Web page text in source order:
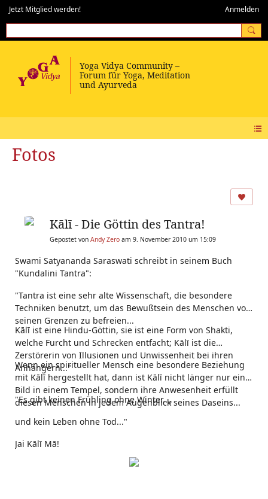
Jetzt Mitglied werden! Anmelden
Fotos
Kālī - Die Göttin des Tantra!
Gepostet von Andy Zero am 9. November 2010 um 15:09
Swami Satyananda Saraswati schreibt in seinem Buch
"Kundalini Tantra":
"Tantra ist eine sehr alte Wissenschaft, die besondere
Techniken benutzt, um das Bewußtsein des Menschen von
seinen Grenzen zu befreien...
Kālī ist eine Hindu-Göttin, sie ist eine Form von Shakti,
welche Furcht und Schrecken entfacht; Kālī ist die
Zerstörerin von Illusionen und Unwissenheit bei ihren
Anhängern..."
Wenn ein spiritueller Mensch eine besondere Beziehung
mit Kālī hergestellt hat, dann ist Kālī nicht länger nur ein
Bild in einem Tempel, sondern ihre Anwesenheit erfüllt
diesen Menschen in jedem Augenblick seines Daseins...
"Es gibt keinen Frühling ohne Winter...,
und kein Leben ohne Tod..."
Jai Kālī Mā!